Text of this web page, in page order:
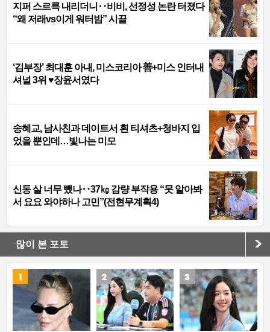
지퍼 스르륵 내리더니‥비비, 선정성 논란 터졌다
“왜 저래vs이게 워터밤” 시끌
‘김부장’ 최대훈 아내, 미스코리아 善+미스 인터내
셔널 3위 ♥장윤서였다
송혜교, 남사친과 데이트서 흰 티셔츠+청바지 입
었을 뿐인데…빛나는 미모
신동 살 너무 뺐나‥37㎏ 감량 부작용 “못 알아봐
서 요요 와야하나 고민”(전현무계획4)
많이 본 포토